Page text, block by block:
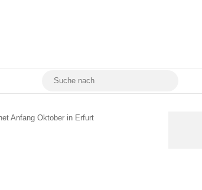
YouTubeMastodon
Anfang Oktober in Erfurt